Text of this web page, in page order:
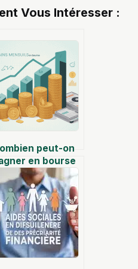
Vous Intéresser :
peut-on
en bourse
mois sans se